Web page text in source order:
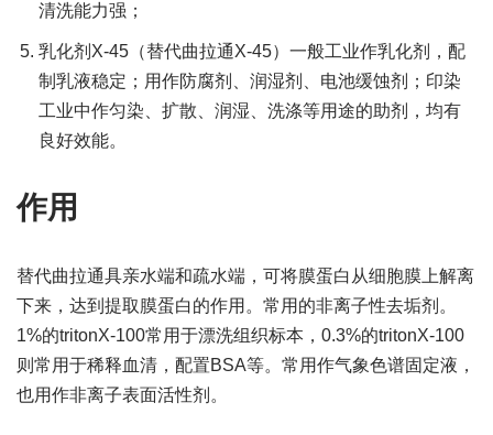
清洗能力强；
乳化剂X-45（替代曲拉通X-45）一般工业作乳化剂，配
制乳液稳定；用作防腐剂、润湿剂、电池缓蚀剂；印染
工业中作匀染、扩散、润湿、洗涤等用途的助剂，均有
良好效能。
作用
替代曲拉通具亲水端和疏水端，可将膜蛋白从细胞膜上解离
下来，达到提取膜蛋白的作用。常用的非离子性去垢剂。
1%的tritonX-100常用于漂洗组织标本，0.3%的tritonX-100
则常用于稀释血清，配置BSA等。常用作气象色谱固定液，
也用作非离子表面活性剂。